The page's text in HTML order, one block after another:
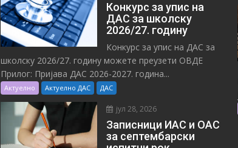
Конкурс за упис на
ДАС за школску
2026/27. годину
Конкурс за упис на ДАС за
школску 2026/27. годину можете преузети ОВДЕ
Прилог: Пријава ДАС 2026-2027. година...
Актуелно Актуелно ДАС ДАС
јул 28, 2026
Записници ИАС и ОАС
за септембарски